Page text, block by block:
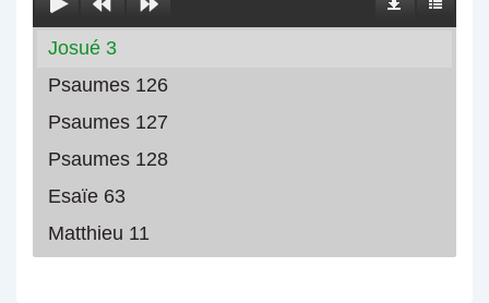
Josué 3
Psaumes 126
Psaumes 127
Psaumes 128
Esaïe 63
Matthieu 11